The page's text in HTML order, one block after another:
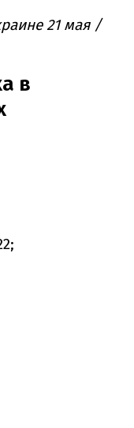
21 мая /
в